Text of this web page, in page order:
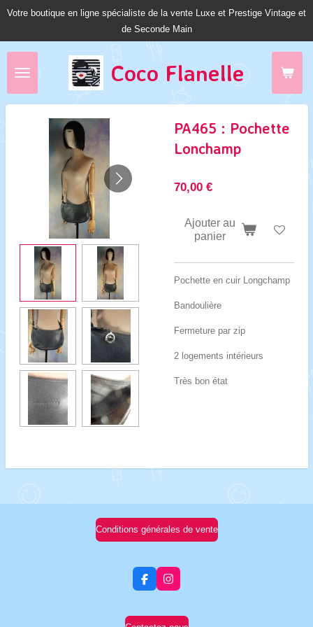
Passer
Coco Flanelle
Votre boutique en ligne spécialiste de la vente Luxe et Prestige Vintage et
de Seconde Main
PA465 : Pochette
Lonchamp
70,00 €
Ajouter au
panier
Pochette en cuir Longchamp
Bandoulière
Fermeture par zip
2 logements intérieurs
Très bon état
Conditions générales de vente
F
a
e
b
I
n
t
a